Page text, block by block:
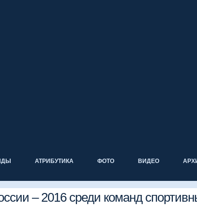
АТРИБУТИКА ФОТО ВИДЕО
– 2016 среди команд